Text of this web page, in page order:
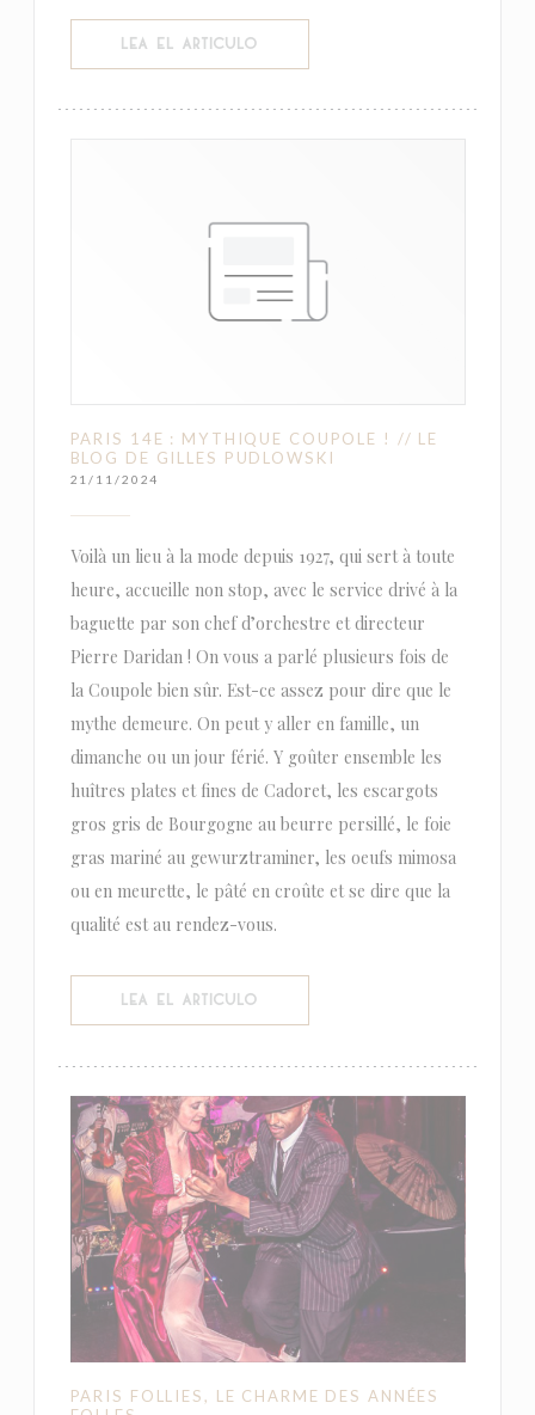
LEA EL ARTICULO
PARIS 14E : MYTHIQUE COUPOLE ! // LE
BLOG DE GILLES PUDLOWSKI
21/11/2024
Voilà un lieu à la mode depuis 1927, qui sert à toute
heure, accueille non stop, avec le service drivé à la
baguette par son chef d’orchestre et directeur
Pierre Daridan ! On vous a parlé plusieurs fois de
la Coupole bien sûr. Est-ce assez pour dire que le
mythe demeure. On peut y aller en famille, un
dimanche ou un jour férié. Y goûter ensemble les
huîtres plates et fines de Cadoret, les escargots
gros gris de Bourgogne au beurre persillé, le foie
gras mariné au gewurztraminer, les oeufs mimosa
ou en meurette, le pâté en croûte et se dire que la
qualité est au rendez-vous.
LEA EL ARTICULO
PARIS FOLLIES, LE CHARME DES ANNÉES